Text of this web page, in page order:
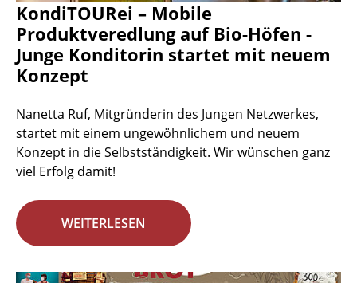
KondiTOURei – Mobile
Produktveredlung auf Bio-Höfen -
Junge Konditorin startet mit neuem
Konzept
Nanetta Ruf, Mitgründerin des Jungen Netzwerkes,
startet mit einem ungewöhnlichem und neuem
Konzept in die Selbstständigkeit. Wir wünschen ganz
viel Erfolg damit!
WEITERLESEN